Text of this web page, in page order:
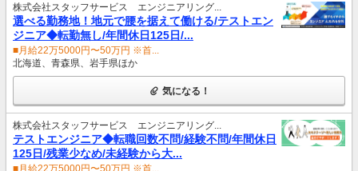
株式会社スタッフサービス エンジニアリング...
選べる勤務地！地元で腰を据えて働ける/テストエン
ジニア◆転勤無し/年間休日125日/...
■月給22万5000円〜50万円 ※首...
北海道、青森県、岩手県ほか
気になる！
株式会社スタッフサービス エンジニアリング...
テストエンジニア◆転職回数不問/経験不問/年間休日
125日/残業少なめ/未経験から大...
■月給22万5000円〜50万円 ※首...